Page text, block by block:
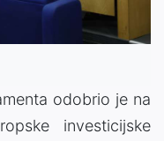
odobrio je na
investicijske